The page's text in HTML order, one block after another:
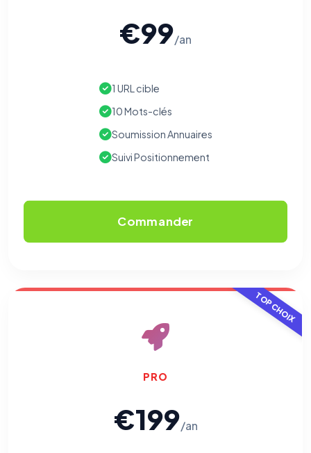
€99/an
1 URL cible
10 Mots-clés
Soumission Annuaires
Suivi Positionnement
Commander
TOP CHOIX
PRO
€199/an